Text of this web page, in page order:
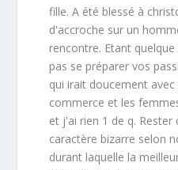
fille. A été blessé à
d'accroche sur un
rencontre. Etant
pas se préparer vos
qui irait doucement
commerce et les
et j'ai rien 1 de q. Rester
caractère bizarre selon
durant laquelle la